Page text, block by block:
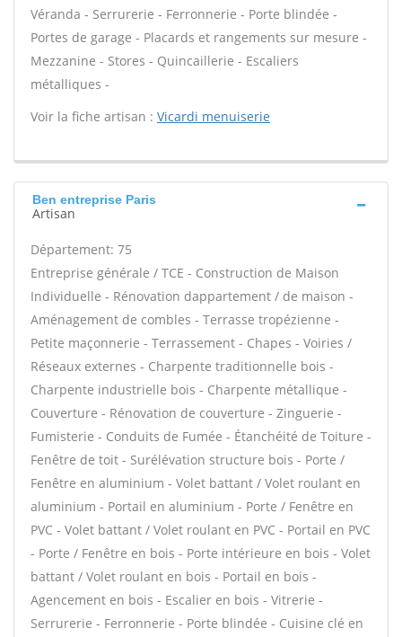
Véranda - Serrurerie - Ferronnerie - Porte blindée -
Portes de garage - Placards et rangements sur mesure -
Mezzanine - Stores - Quincaillerie - Escaliers
métalliques -
Voir la fiche artisan : Vicardi menuiserie
Ben entreprise Paris
Artisan
Département: 75
Entreprise générale / TCE - Construction de Maison
Individuelle - Rénovation dappartement / de maison -
Aménagement de combles - Terrasse tropézienne -
Petite maçonnerie - Terrassement - Chapes - Voiries /
Réseaux externes - Charpente traditionnelle bois -
Charpente industrielle bois - Charpente métallique -
Couverture - Rénovation de couverture - Zinguerie -
Fumisterie - Conduits de Fumée - Étanchéité de Toiture -
Fenêtre de toit - Surélévation structure bois - Porte /
Fenêtre en aluminium - Volet battant / Volet roulant en
aluminium - Portail en aluminium - Porte / Fenêtre en
PVC - Volet battant / Volet roulant en PVC - Portail en PVC
- Porte / Fenêtre en bois - Porte intérieure en bois - Volet
battant / Volet roulant en bois - Portail en bois -
Agencement en bois - Escalier en bois - Vitrerie -
Serrurerie - Ferronnerie - Porte blindée - Cuisine clé en